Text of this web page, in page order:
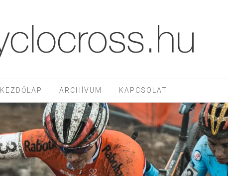
KEZDŐLAP ARCHÍVUM KAPCSOLAT